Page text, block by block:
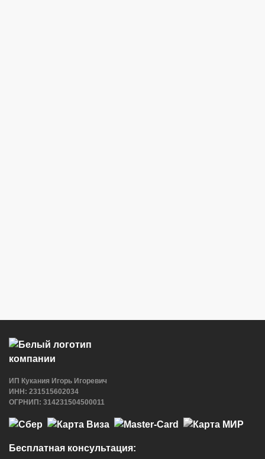
ИП Кукания Игорь Игоревич
ИНН: 231515602034
ОГРНИП: 314231504500011
Бесплатная консультация: